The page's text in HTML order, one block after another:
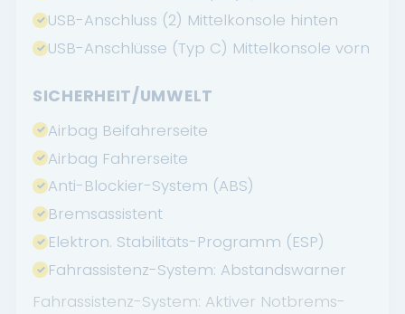
USB-Anschluss (2) Mittelkonsole hinten
USB-Anschlüsse (Typ C) Mittelkonsole vorn
SICHERHEIT/UMWELT
Airbag Beifahrerseite
Airbag Fahrerseite
Anti-Blockier-System (ABS)
Bremsassistent
Elektron. Stabilitäts-Programm (ESP)
Fahrassistenz-System: Abstandswarner
Fahrassistenz-System: Aktiver Notbrems-